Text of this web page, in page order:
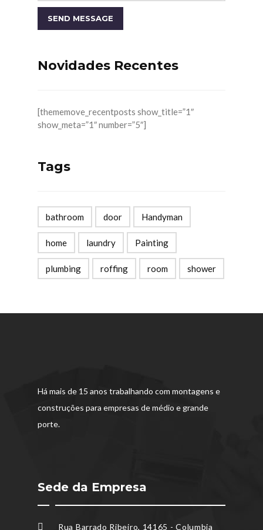
Novidades Recentes
[thememove_recentposts show_title=”1″
show_meta=”1″ number=”5″]
Tags
bathroom door Handyman
home laundry Painting
plumbing roffing room shower
Há mais de 15 anos trabalhando com montagens e
construções para empresas de médio e grande
porte.
Sede da Empresa
Rua Barrado Ribeiro, 14165 - Columbia